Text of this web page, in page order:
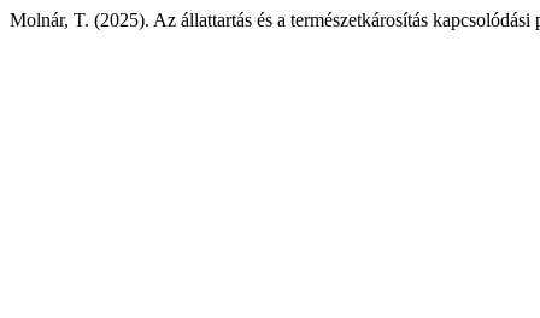
Molnár, T. (2025). Az állattartás és a természetkárosítás